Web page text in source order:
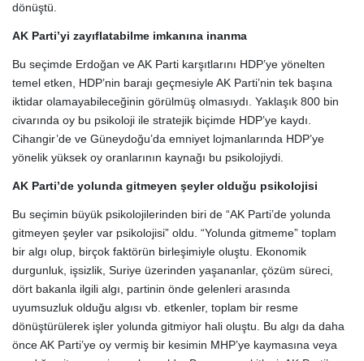
dönüştü.
AK Parti’yi zayıflatabilme imkanına inanma
Bu seçimde Erdoğan ve AK Parti karşıtlarını HDP’ye yönelten
temel etken, HDP’nin barajı geçmesiyle AK Parti’nin tek başına
iktidar olamayabileceğinin görülmüş olmasıydı. Yaklaşık 800 bin
civarında oy bu psikoloji ile stratejik biçimde HDP’ye kaydı.
Cihangir’de ve Güneydoğu’da emniyet lojmanlarında HDP’ye
yönelik yüksek oy oranlarının kaynağı bu psikolojiydi.
AK Parti’de yolunda gitmeyen şeylerolduğu psikolojisi
Bu seçimin büyük psikolojilerinden biri de “AK Parti’de yolunda
gitmeyen şeyler var psikolojisi” oldu. “Yolunda gitmeme” toplam
bir algı olup, birçok faktörün birleşimiyle oluştu. Ekonomik
durgunluk, işsizlik, Suriye üzerinden yaşananlar, çözüm süreci,
dört bakanla ilgili algı, partinin önde gelenleri arasında
uyumsuzluk olduğu algısı vb. etkenler, toplam bir resme
dönüştürülerek işler yolunda gitmiyor hali oluştu. Bu algı da daha
önce AK Parti’ye oy vermiş bir kesimin MHP’ye kaymasına veya